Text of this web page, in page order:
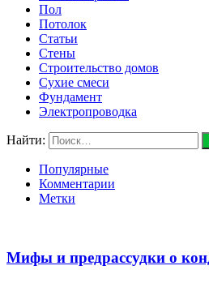
Пол
Потолок
Статьи
Стены
Строительство домов
Сухие смеси
Фундамент
Электропроводка
Найти:
Популярные
Комментарии
Метки
Мифы и предрассудки о